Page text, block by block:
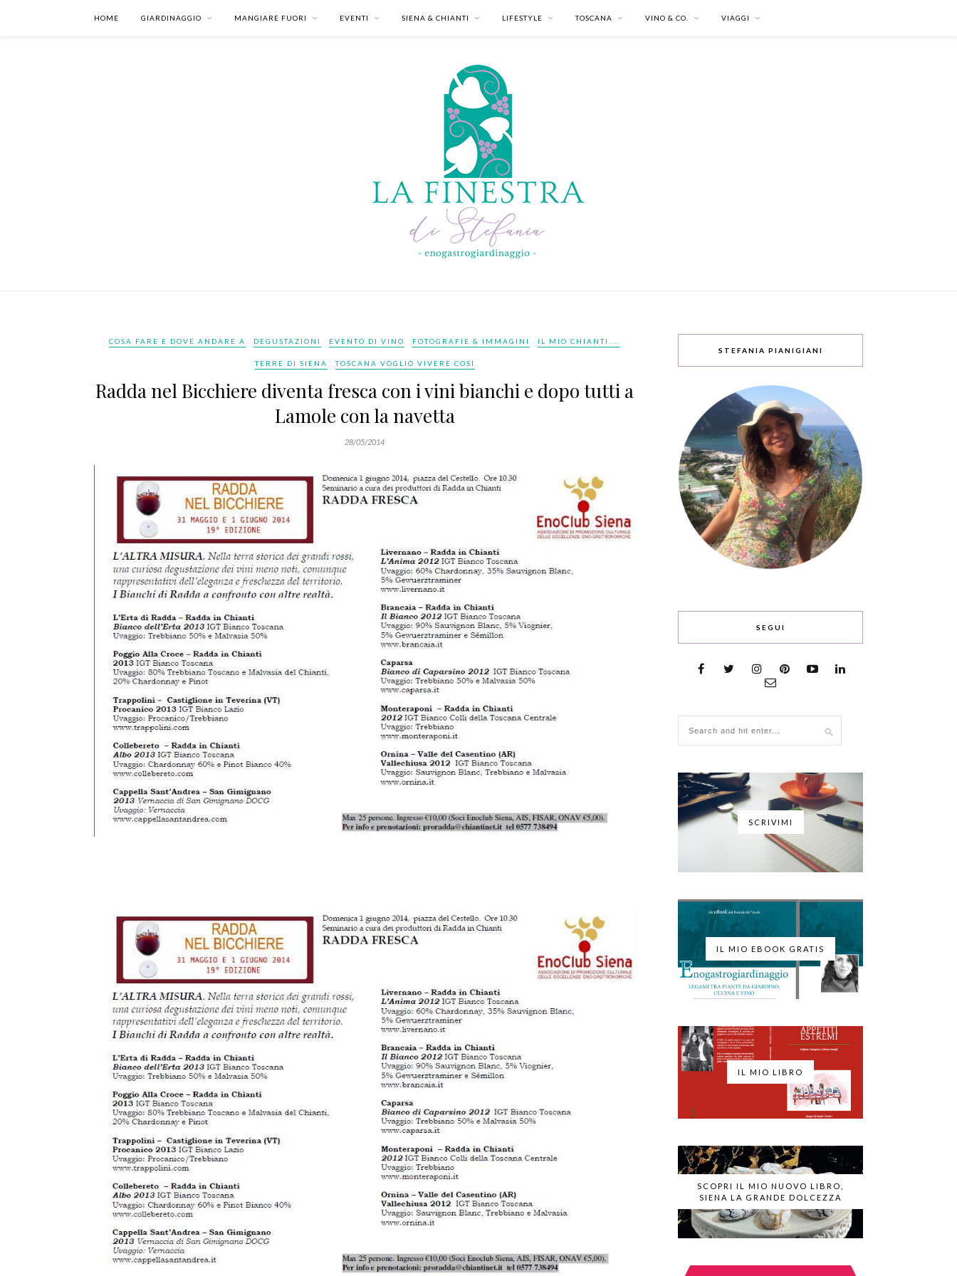
HOME GIARDINAGGIO MANGIARE FUORI EVENTI SIENA & CHIANTI LIFESTYLE TOSCANA VINO & CO. VIAGGI
COSA FARE E DOVE ANDARE A DEGUSTAZIONI EVENTO DI VINO FOTOGRAFIE & IMMAGINI IL MIO CHIANTI....
TERRE DI SIENA TOSCANA VOGLIO VIVERE COSÌ
Radda nel Bicchiere diventa fresca con i vini bianchi e dopo tutti a
Lamole con la navetta
28/05/2014
STEFANIA PIANIGIANI
SEGUI
SCRIVIMI
IL MIO EBOOK GRATIS
IL MIO LIBRO
SCOPRI IL MIO NUOVO LIBRO,
SIENA LA GRANDE DOLCEZZA